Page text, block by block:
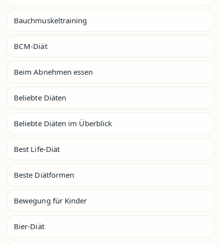
Bauchmuskeltraining
BCM-Diät
Beim Abnehmen essen
Beliebte Diäten
Beliebte Diäten im Überblick
Best Life-Diät
Beste Diätformen
Bewegung für Kinder
Bier-Diät